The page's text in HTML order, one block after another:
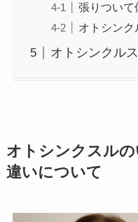
張りついて
オトシンク
オトシンクル
オトシンクスル
違いについて